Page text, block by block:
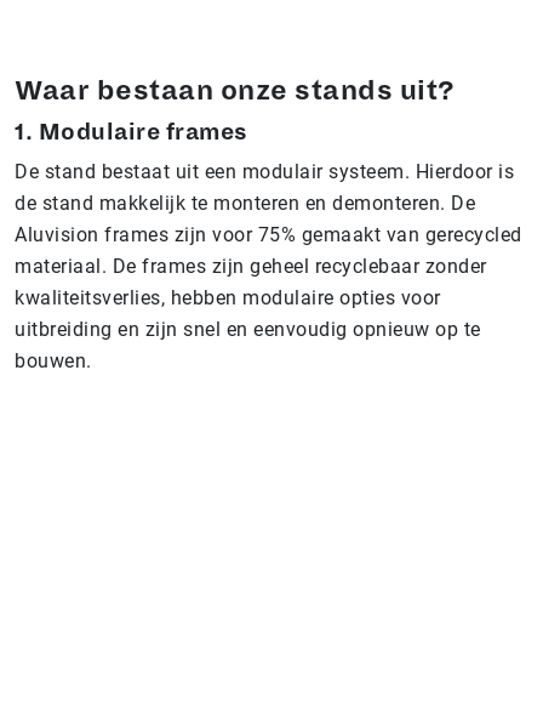
Waar bestaan onze stands uit?
1. Modulaire frames
De stand bestaat uit een modulair systeem. Hierdoor is
de stand makkelijk te monteren en demonteren. De
Aluvision frames zijn voor 75% gemaakt van gerecycled
materiaal. De frames zijn geheel recyclebaar zonder
kwaliteitsverlies, hebben modulaire opties voor
uitbreiding en zijn snel en eenvoudig opnieuw op te
bouwen.